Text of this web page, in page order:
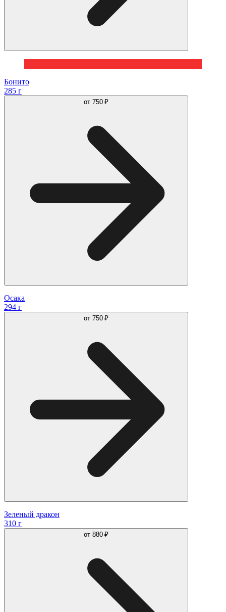
Бонито
285 г
от 750 ₽
Осака
294 г
от 750 ₽
Зеленый дракон
310 г
от 880 ₽